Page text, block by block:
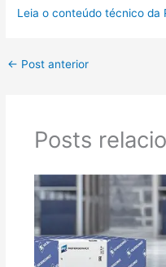
Leia o conteúdo técnico da
← Post anterior
Posts